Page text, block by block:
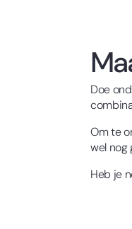
Doe
Om te
wel nog
Heb je